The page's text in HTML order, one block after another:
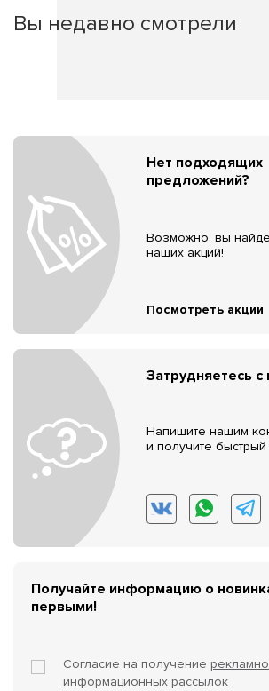
Вы недавно смотрели
Нет подходящих
предложений?
Возможно, вы
наших акций!
Посмотреть акции
Затрудняетесь
Напишите нашим
и получите быстрый
Получайте информацию о
первыми!
Согласие на получение
информационных рассылок